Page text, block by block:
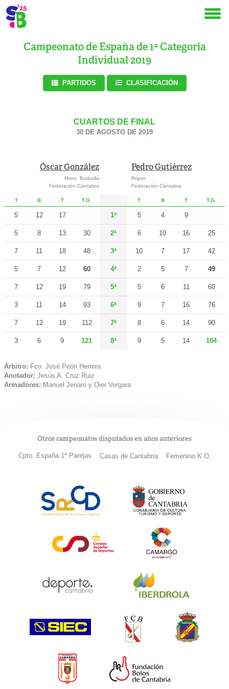
Campeonato de España de 1ª Categoría
Individual 2019
PARTIDOS CLASIFICACIÓN
CUARTOS DE FINAL
30 DE AGOSTO DE 2019
Óscar González
Hnos. Borbolla
Federación Cántabra
Pedro Gutiérrez
Roper
Federación Cántabra
T B T T.G. T B T T.G.
5 12 17 1ª 5 4 9
5 8 13 30 2ª 6 10 16 25
7 11 18 48 3ª 10 7 17 42
5 7 12 60 4ª 2 5 7 49
7 12 19 79 5ª 5 6 11 60
3 11 14 93 6ª 9 7 16 76
7 12 19 112 7ª 8 6 14 90
3 6 9 121 8ª 9 5 14 104
Árbitro: Fco. José Peón Herrera
Anotador: Jesús A. Cruz Ruiz
Armadores: Manuel Jenaro y Oier Vergara
Otros campeonatos disputados en años anteriores
Cpto. España 1ª Parejas Casas de Cantabria Femenino K.O.